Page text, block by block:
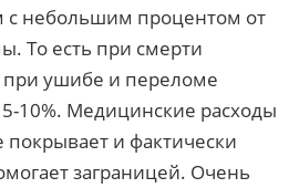
с небольшим процентом от
То есть при смерти
при ушибе и переломе
10%. Медицинские расходы
покрывает и фактически
заграницей. Очень